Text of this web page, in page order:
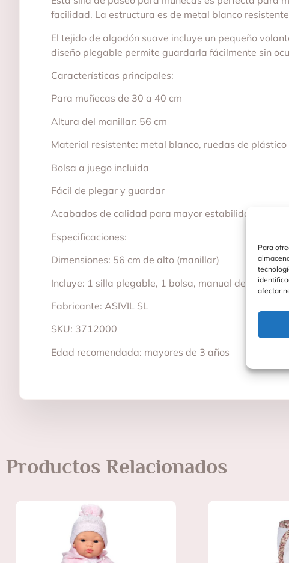
Para
afectar
facilidad. La estructura es de metal blanco
El tejido de algodón suave incluye un pequeño
diseño plegable permite guardarla fácilmente sin
Características principales:
Para muñecas de 30 a 40 cm
Altura del manillar: 56 cm
Material resistente: metal blanco, ruedas de
Bolsa a juego incluida
Fácil de plegar y guardar
Acabados de calidad para mayor estabilidad
Especificaciones:
Dimensiones: 56 cm de alto (manillar)
Incluye: 1 silla plegable, 1 bolsa, manual de
Fabricante: ASIVIL SL
SKU: 3712000
Edad recomendada: mayores de 3 años
Productos Relacionados